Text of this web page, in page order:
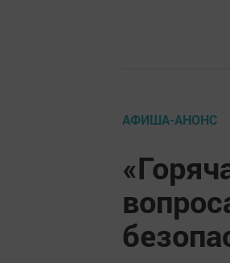
АФИША-АНОНС